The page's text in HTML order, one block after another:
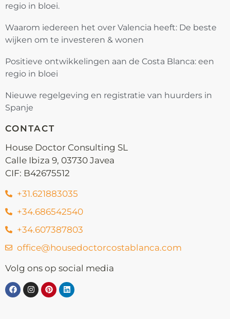
regio in bloei.
Waarom iedereen het over Valencia heeft: De beste
wijken om te investeren & wonen
Positieve ontwikkelingen aan de Costa Blanca: een
regio in bloei
Nieuwe regelgeving en registratie van huurders in
Spanje
CONTACT
House Doctor Consulting SL
Calle Ibiza 9, 03730 Javea
CIF: B42675512
+31.621883035
+34.686542540
+34.607387803
office@housedoctorcostablanca.com
Volg ons op social media